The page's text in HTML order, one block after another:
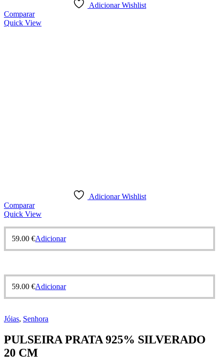
Adicionar Wishlist
Comparar
Quick View
Adicionar Wishlist
Comparar
Quick View
59.00 €Adicionar
59.00 €Adicionar
Jóias, Senhora
PULSEIRA PRATA 925% SILVERADO
20 CM